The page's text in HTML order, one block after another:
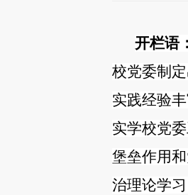
开栏语
校党委制
实践经验
实学校党
堡垒作用
治理论学